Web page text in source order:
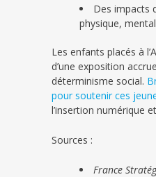
Des impacts
physique,
Les enfants placés à
d’une exposition
déterminisme social.
pour soutenir ces
l’insertion numérique
Sources :
France